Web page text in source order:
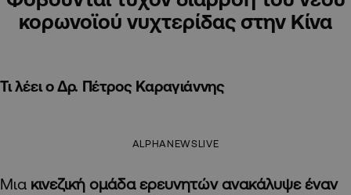
κορωνοϊού νυχτερίδας στην Κίνα
Τι λέει ο Δρ. Πέτρος Καραγιάννης
ALPHANEWSLIVE
Μια κινεζική ομάδα ερευνητών ανακάλυψε έναν